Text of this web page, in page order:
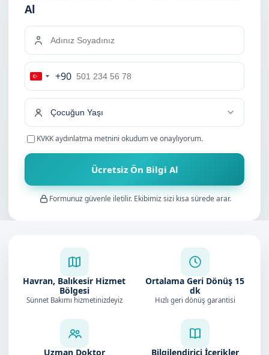
Al
Turkey
+90
+90
KVKK aydınlatma metnini okudum ve onaylıyorum.
Ücretsiz Ön Bilgi Al
Formunuz güvenle iletilir. Ekibimiz sizi kısa sürede arar.
Havran, Balıkesir Hizmet
Bölgesi
Sünnet Bakımı hizmetinizdeyiz
Ortalama Geri Dönüş 15
dk
Hızlı geri dönüş garantisi
Uzman Doktor Bilgilendirici İçerikler